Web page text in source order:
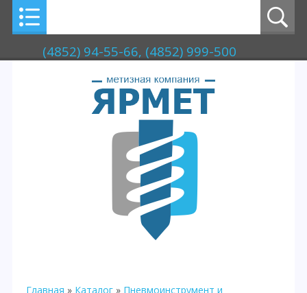
(4852) 94-55-66, (4852) 999-500
Главная » Каталог » Пневмоинструмент и